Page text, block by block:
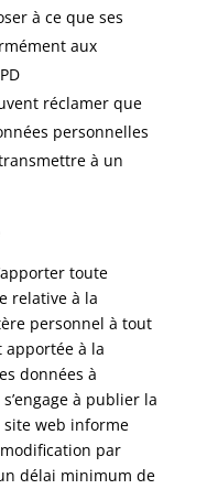
à ce que ses
aux
réclamer que
personnelles
à un
toute
relative à la
personnel à tout
apportée à la
données à
à publier la
site web informe
par
délai minimum de